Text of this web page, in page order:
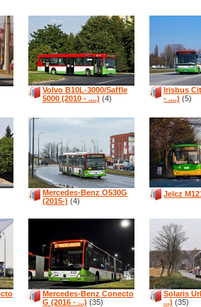
Volvo B10L-3000/Saffle
5000 (2010 - ....) (4)
Irisbus
- ....) (5)
Mercedes-Benz O530G
(2015-) (4)
Jelcz
Mercedes-Benz Conecto
G (2016 - ...) (35)
Solaris
...) (35)